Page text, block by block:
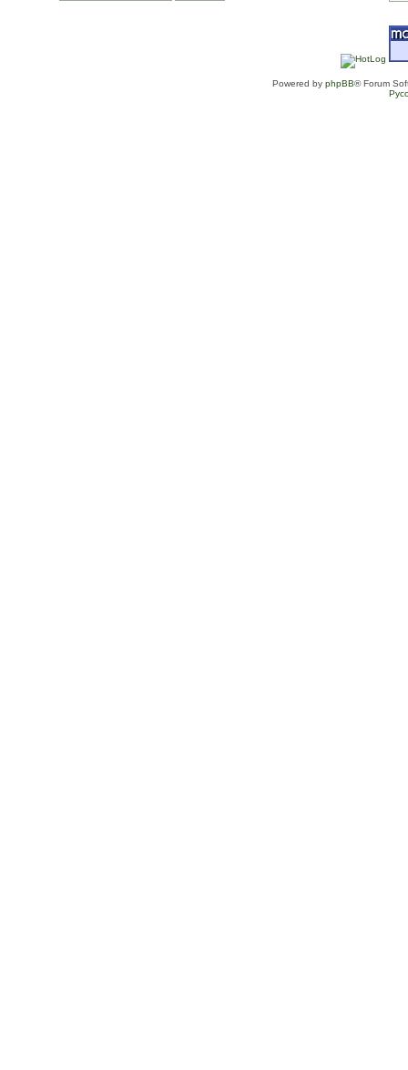
Powered by phpBB® Forum